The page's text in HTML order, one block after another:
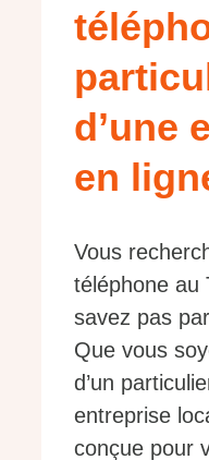
d’une
en
Vous
téléphone au
savez pas
Que vous
d’un
entreprise
conçue pour